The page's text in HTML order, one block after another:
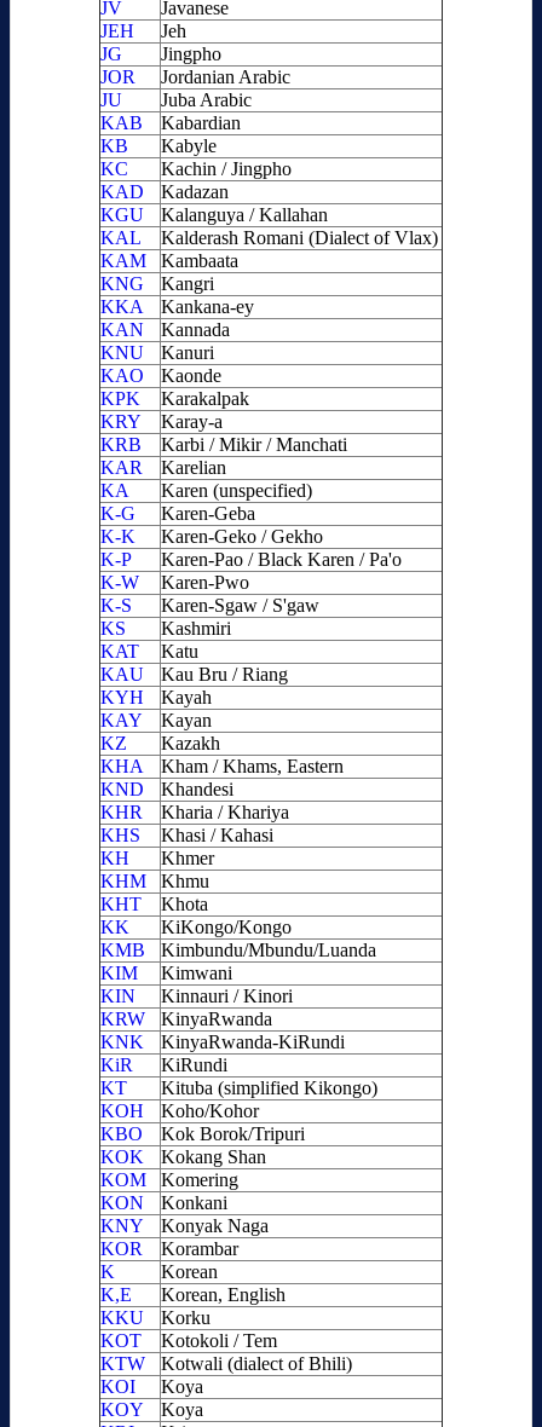
JV
Javanese
JEH
Jeh
JG
Jingpho
JOR
Jordanian Arabic
JU
Juba Arabic
KAB
Kabardian
KB
Kabyle
KC
Kachin / Jingpho
KAD
Kadazan
KGU
Kalanguya / Kallahan
KAL
Kalderash Romani (Dialect of Vlax)
KAM
Kambaata
KNG
Kangri
KKA
Kankana-ey
KAN
Kannada
KNU
Kanuri
KAO
Kaonde
KPK
Karakalpak
KRY
Karay-a
KRB
Karbi / Mikir / Manchati
KAR
Karelian
KA
Karen (unspecified)
K-G
Karen-Geba
K-K
Karen-Geko / Gekho
K-P
Karen-Pao / Black Karen / Pa'o
K-W
Karen-Pwo
K-S
Karen-Sgaw / S'gaw
KS
Kashmiri
KAT
Katu
KAU
Kau Bru / Riang
KYH
Kayah
KAY
Kayan
KZ
Kazakh
KHA
Kham / Khams, Eastern
KND
Khandesi
KHR
Kharia / Khariya
KHS
Khasi / Kahasi
KH
Khmer
KHM
Khmu
KHT
Khota
KK
KiKongo/Kongo
KMB
Kimbundu/Mbundu/Luanda
KIM
Kimwani
KIN
Kinnauri / Kinori
KRW
KinyaRwanda
KNK
KinyaRwanda-KiRundi
KiR
KiRundi
KT
Kituba (simplified Kikongo)
KOH
Koho/Kohor
KBO
Kok Borok/Tripuri
KOK
Kokang Shan
KOM
Komering
KON
Konkani
KNY
Konyak Naga
KOR
Korambar
K
Korean
K,E
Korean, English
KKU
Korku
KOT
Kotokoli / Tem
KTW
Kotwali (dialect of Bhili)
KOI
Koya
KOY
Koya